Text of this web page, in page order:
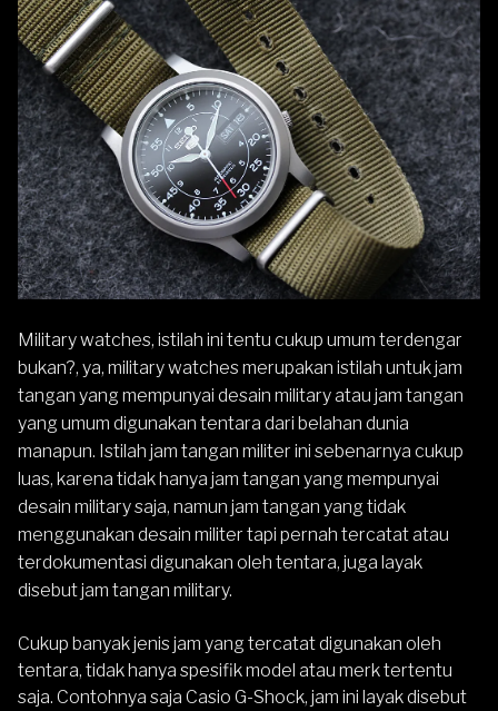
Military watches, istilah ini tentu cukup umum terdengar
bukan?, ya, military watches merupakan istilah untuk jam
tangan yang mempunyai desain military atau jam tangan
yang umum digunakan tentara dari belahan dunia
manapun. Istilah jam tangan militer ini sebenarnya cukup
luas, karena tidak hanya jam tangan yang mempunyai
desain military saja, namun jam tangan yang tidak
menggunakan desain militer tapi pernah tercatat atau
terdokumentasi digunakan oleh tentara, juga layak
disebut jam tangan military.
Cukup banyak jenis jam yang tercatat digunakan oleh
tentara, tidak hanya spesifik model atau merk tertentu
saja. Contohnya saja Casio G-Shock, jam ini layak disebut